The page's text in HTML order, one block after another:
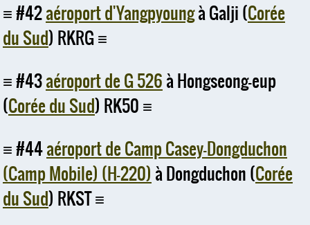
#42aéroport d'Yangpyoungà Galji (Corée
du Sud) RKRG
#43aéroport de G 526à Hongseong-eup
(Corée du Sud) RK50
#44aéroport de Camp Casey-Dongduchon
(Camp Mobile) (H-220) à Dongduchon (Corée
du Sud) RKST